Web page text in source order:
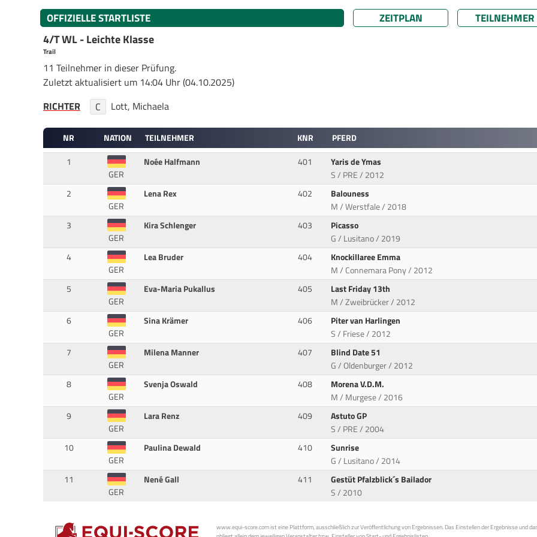
OFFIZIELLE STARTLISTE ZEITPLAN TEILNEHMER
4/T WL - Leichte Klasse
Trail
11 Teilnehmer in dieser Prüfung.
Zuletzt aktualisiert um 14:04 Uhr (04.10.2025)
RICHTER
C Lott, Michaela
NR NATION TEILNEHMER KNR
PFERD
1
GER
Noée Halfmann 401
Yaris de Ymas
S / PRE / 2012
2
GER
Lena Rex 402
Balouness
M / Werstfale / 2018
3
GER
Kira Schlenger 403
Picasso
G / Lusitano / 2019
4
GER
Lea Bruder 404
Knockillaree Emma
M / Connemara Pony / 2012
5
GER
Eva-Maria Pukallus 405
Last Friday 13th
M / Zweibrücker / 2012
6
GER
Sina Krämer 406
Piter van Harlingen
S / Friese / 2012
7
GER
Milena Manner 407
Blind Date 51
G / Oldenburger / 2012
8
GER
Svenja Oswald 408
Morena V.D.M.
M / Murgese / 2016
9
GER
Lara Renz 409
Astuto GP
S / PRE / 2004
10
GER
Paulina Dewald 410
Sunrise
G / Lusitano / 2014
11
GER
Nené Gall 411
Gestüt Pfalzblick´s Bailador
S / 2010
www.equi-score.com ist eine Plattform, ausschließlich zur Veröffentlichung von Ergebnissen. Das Einstellen der Ergebnisse und